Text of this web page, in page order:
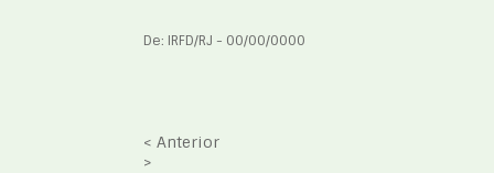
De: IRFD/RJ - 00/00/0000
< Anterior
>